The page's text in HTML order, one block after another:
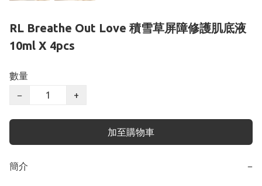
RL Breathe Out Love 積雪草屏障修護肌底液
10ml X 4pcs
數量
−
+
加至購物車
簡介 −